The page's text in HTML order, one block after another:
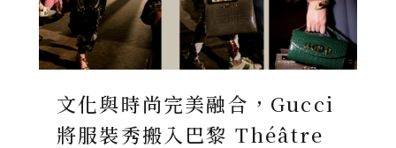
文化與時尚完美融合，Gucci
將服裝秀搬入巴黎 Théâtre